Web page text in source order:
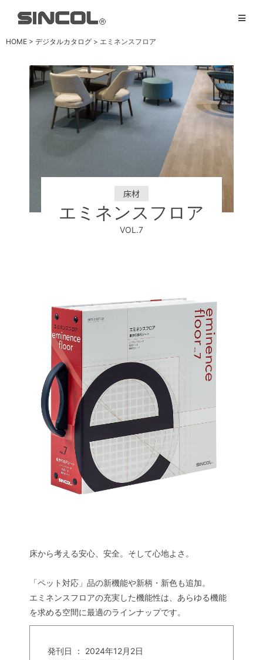
HOME > デジタルカタログ > エミネンスフロア
床材
エミネンスフロア
VOL.7
床から考える安心、安全。そして心地よさ。
「ペット対応」品の新機能や新柄・新色も追加。
エミネンスフロアの充実した機能性は、あらゆる機能
を求める空間に最適のラインナップです。
発刊日 ： 2024年12月2日